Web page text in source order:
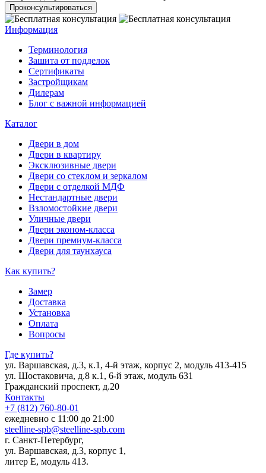
Проконсультироваться
Информация
Терминология
Зашита от подделок
Сертификаты
Застройщикам
Дилерам
Блог с важной информацией
Каталог
Двери в дом
Двери в квартиру
Эксклюзивные двери
Двери со стеклом и зеркалом
Двери с отделкой МДФ
Нестандартные двери
Взломостойкие двери
Уличные двери
Двери эконом-класса
Двери премиум-класса
Двери для таунхауса
Как купить?
Замер
Доставка
Установка
Оплата
Вопросы
Где купить?
ул. Варшавская, д.3, к.1, 4-й этаж, корпус 2, модуль 413-415
ул. Шостаковича, д.8 к.1, 6-й этаж, модуль 631
Гражданский проспект, д.20
Контакты
+7 (812) 760-80-01
ежедневно с 11:00 до 21:00
steelline-spb@steelline-spb.com
г. Санкт-Петербург,
ул. Варшавская, д.3, корпус 1,
литер Е, модуль 413.